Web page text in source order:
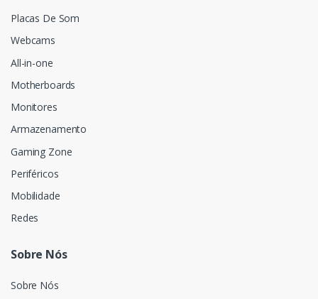
Placas De Som
Webcams
All-in-one
Motherboards
Monitores
Armazenamento
Gaming Zone
Periféricos
Mobilidade
Redes
Sobre Nós
Sobre Nós